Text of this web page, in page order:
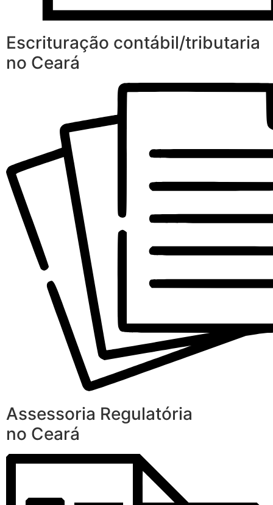
Escrituração contábil/tributaria
no Ceará
Assessoria Regulatória
no Ceará